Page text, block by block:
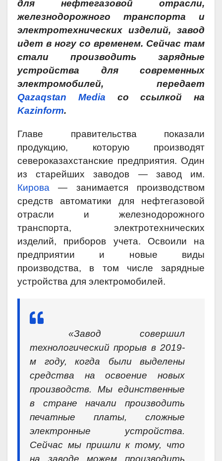
для нефтегазовой отрасли,
железнодорожного транспорта и
электротехнических изделий, завод
идет в ногу со временем. Сейчас там
стали производить зарядные
устройства для современных
электромобилей, передает
Qazaqstan Media со ссылкой на
Kazinform.
Главе правительства показали
продукцию, которую производят
североказахстанские предприятия. Один
из старейших заводов — завод им.
Кирова — занимается производством
средств автоматики для нефтегазовой
отрасли и железнодорожного
транспорта, электротехнических
изделий, приборов учета. Освоили на
предприятии и новые виды
производства, в том числе зарядные
устройства для электромобилей.
«‎Завод совершил
технологический прорыв в 2019-
м году, когда были выделены
средства на освоение новых
производств. Мы единственные
в стране начали производить
печатные платы, сложные
электронные устройства.
Сейчас мы пришли к тому, что
на заводе можем производить